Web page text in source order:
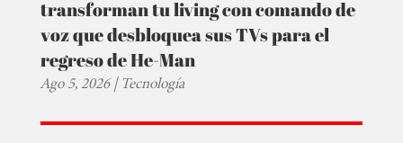
transforman tu living con comando de
voz que desbloquea sus TVs para el
regreso de He-Man
Ago 5, 2026|Tecnología